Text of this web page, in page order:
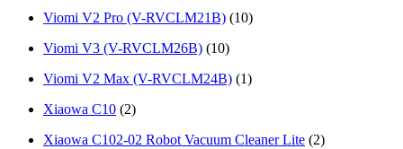
Viomi V2 Pro (V-RVCLM21B) (10)
Viomi V3 (V-RVCLM26B) (10)
Viоmi V2 Мах (V-RVCLM24B) (1)
Xiaowa C10 (2)
Xiaowa C102-02 Robot Vacuum Cleaner Lite (2)